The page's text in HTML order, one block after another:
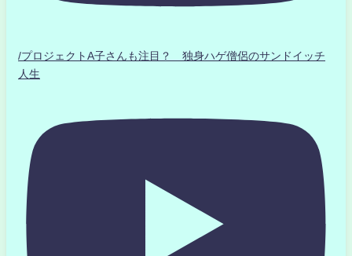
/プロジェクトA子さんも注目？ 独身ハゲ僧侶のサンドイッチ
人生